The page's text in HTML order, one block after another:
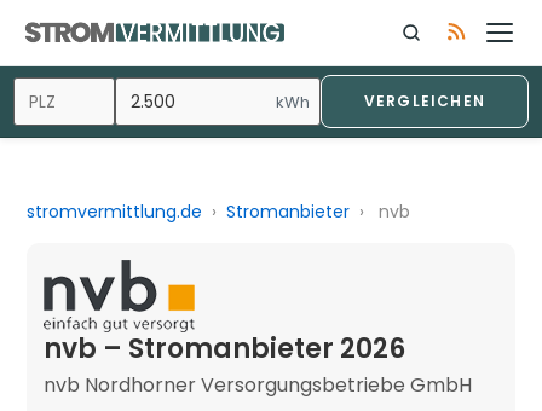
kWh VERGLEICHEN
stromvermittlung.de › Stromanbieter › nvb
nvb – Stromanbieter 2026
nvb Nordhorner Versorgungsbetriebe GmbH